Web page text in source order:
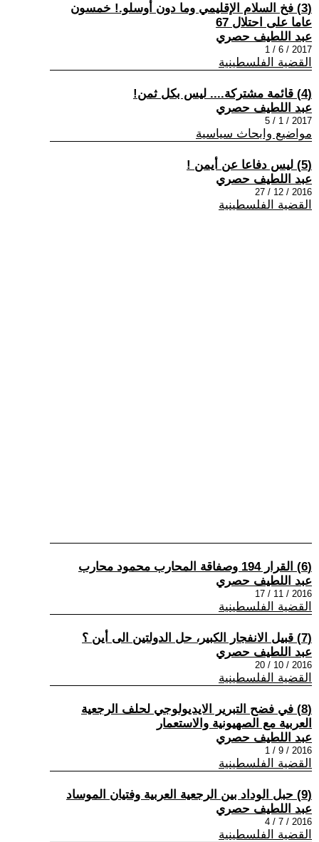
(3) فخ السلام الإقليمي وما دون أوسلو.! خمسون
عاما على احتلال 67
عبد اللطيف حصري
2017 / 6 / 1
القضية الفلسطينية
(4) قائمة مشتركة.... ليس بكل ثمن!
عبد اللطيف حصري
2017 / 1 / 5
مواضيع وابحاث سياسية
(5) ليس دفاعا عن أيمن !
عبد اللطيف حصري
2016 / 12 / 27
القضية الفلسطينية
(6) القرار 194 وصفاقة المحارب محمود محارب
عبد اللطيف حصري
2016 / 11 / 17
القضية الفلسطينية
(7) قبيل الانفجار الكبير، حل الدولتين الى أين ؟
عبد اللطيف حصري
2016 / 10 / 20
القضية الفلسطينية
(8) في فضح التبرير الايديولوجي لحلف الرجعية
العربية مع الصهيونية والاستعمار
عبد اللطيف حصري
2016 / 9 / 1
القضية الفلسطينية
(9) حبل الوداد بين الرجعية العربية وفتيان الموساد
عبد اللطيف حصري
2016 / 7 / 4
القضية الفلسطينية